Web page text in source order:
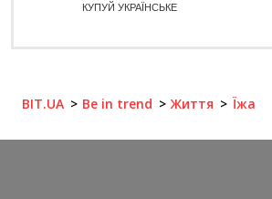
КУПУЙ УКРАЇНСЬКЕ
BIT.UA Be in trend Життя Їжа